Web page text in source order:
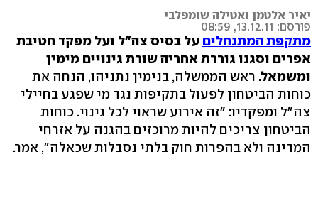
יאיר אלטמן ואטילה שומפלבי
פורסם: 13.12.11, 08:59
מתקפת המתנחלים על בסיס צה"ל ועל מפקד חטיבת
אפרים וסגנו גוררת אחריה שורת גינויים מימין
ומשמאל. ראש הממשלה, בנימין נתניהו, הנחה את
כוחות הביטחון לפעול בתקיפות נגד מי שפגע בחיילי
צה״ל ומפקדיו: "זה אירוע שראוי לכל גינוי. כוחות
הביטחון צריכים להיות מרוכזים בהגנה על אזרחי
המדינה ולא בהפרות חוק בלתי נסבלות שכאלה", אמר.